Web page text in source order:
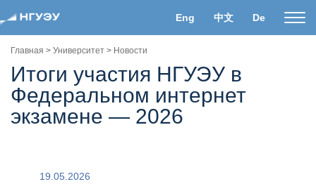
Eng 中文 De
Главная > Университет > Новости
Итоги участия НГУЭУ в
Федеральном интернет
экзамене — 2026
19.05.2026